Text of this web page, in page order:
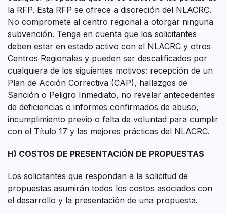
la RFP. Esta RFP se ofrece a discreción del NLACRC.
No compromete al centro regional a otorgar ninguna
subvención. Tenga en cuenta que los solicitantes
deben estar en estado activo con el NLACRC y otros
Centros Regionales y pueden ser descalificados por
cualquiera de los siguientes motivos: recepción de un
Plan de Acción Correctiva (CAP), hallazgos de
Sanción o Peligro Inmediato, no revelar antecedentes
de deficiencias o informes confirmados de abuso,
incumplimiento previo o falta de voluntad para cumplir
con el Título 17 y las mejores prácticas del NLACRC.
H) COSTOS DE PRESENTACIÓN DE PROPUESTAS
Los solicitantes que respondan a la solicitud de
propuestas asumirán todos los costos asociados con
el desarrollo y la presentación de una propuesta.